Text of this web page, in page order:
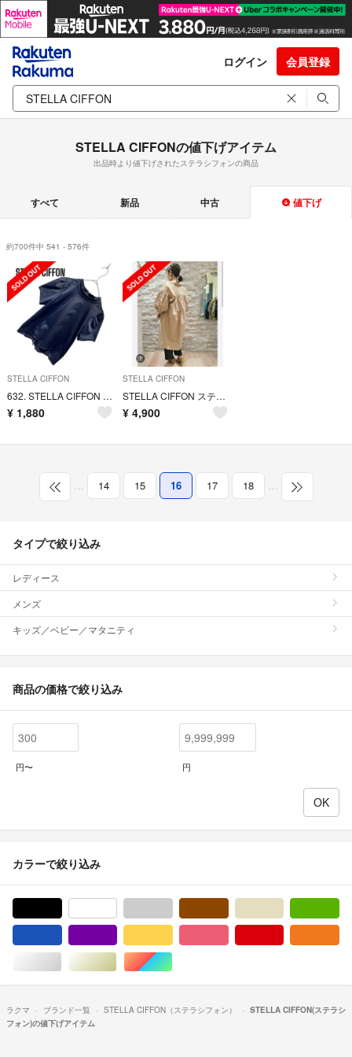
ログイン 会員登録
STELLA CIFFONの値下げアイテム
出品時より値下げされたステラシフォンの商品
すべて 新品 中古 値下げ
約700件中 541 - 576件
STELLA CIFFON
632. STELLA CIFFON デザイン カットソー
¥ 1,880
STELLA CIFFON
STELLA CIFFON ステラシフォン 袖タックコートキャメル ベージュ
¥ 4,900
… 14 15 16 17 18 …
タイプで絞り込み
レディース
メンズ
キッズ／ベビー／マタニティ
商品の価格で絞り込み
円〜 円
カラーで絞り込み
シルバー/銀色系ゴールド/金色系マルチカラー
ラクマ ブランド一覧 STELLA CIFFON（ステラシフォン）
STELLA CIFFON(ステラシ
フォン)の値下げアイテム